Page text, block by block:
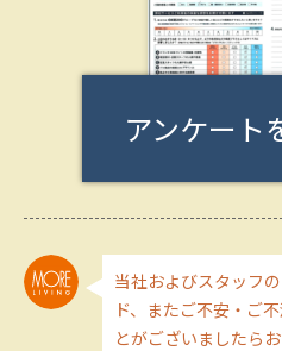
アンケート
当社およびスタッフ
ド、またご不安・ご
とがございましたらお